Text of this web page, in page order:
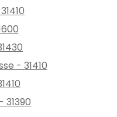
- 31410
31390